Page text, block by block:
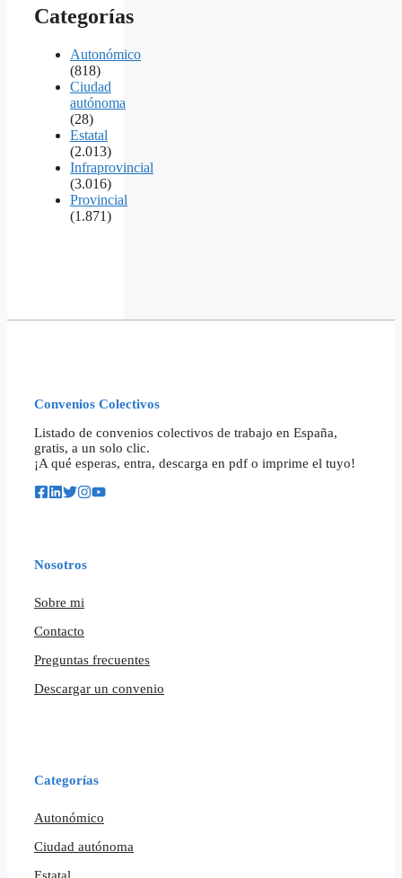
Categorías
Autonómico
(818)
Ciudad
autónoma
(28)
Estatal
(2.013)
Infraprovincial
(3.016)
Provincial
(1.871)
Convenios Colectivos
Listado de convenios colectivos de trabajo en España,
gratis, a un solo clic.
¡A qué esperas, entra, descarga en pdf o imprime el tuyo!
Nosotros
Sobre mi
Contacto
Preguntas frecuentes
Descargar un convenio
Categorías
Autonómico
Ciudad autónoma